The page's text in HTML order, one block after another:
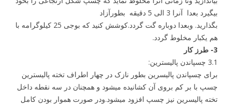
بیگیرد بعدا آنرا 3 الی 5 دقیقه بطورآزاد
بگذارید. وبعدا دوباره گت گردد.کوشش کنید که بوجی 25 کیلوگرامه با
هم یکبار مخلوط گردد.
3- طرز کار
3.1 چسپاندن پالیسترین:
برای چسپاندن پالیسرین بطور نازک در چهار اطراف تخته پالیسترین
چسپ با بر کم بروی آن کشانیده میشود و همچنان در سه نقطه داخل
تخته پالیسرین نیز چسپ افزود میشود.ودر صورت هموار بودن کامل